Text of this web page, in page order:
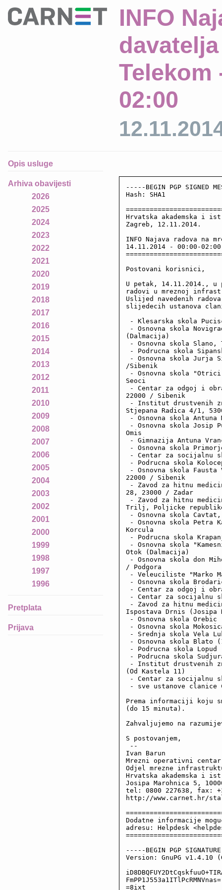
INFO
Telekom
02:00
Opis usluge
Arhiva obavijesti
2026
2025
2024
2023
2022
2021
2020
2019
2018
2017
2016
2015
2014
2013
2012
2011
2010
2009
2008
2007
2006
2005
2004
2003
2002
2001
2000
1999
1998
1997
1996
Pretplata
Prijava
-----BEGIN PGP SIGNED
Hash: SHA1
Hrvatska akademska i
Zagreb, 12.11.2014.
INFO Najava radova na
14.11.2014 - 00:00-02:00
Postovani korisnici,
U petak, 14.11.2014.,
radovi u mreznoj
Uslijed navedenih
slijedecih ustanova
- Klesarska skola
- Osnovna skola
(Dalmacija)
- Osnovna skola Slano,
- Podrucna skola
- Osnovna skola Jurja
/Sibenik
- Osnovna skola
Seoci
- Centar za odgoj i
22000 / Sibenik
- Institut drustvenih
Stjepana Radica 4/1,
- Osnovna skola
- Osnovna skola Josip
Omis
- Gimnazija Antuna
- Osnovna skola
- Centar za socijalnu
- Podrucna skola
- Osnovna skola
22000 / Sibenik
- Zavod za hitnu
28, 23000 / Zadar
- Zavod za hitnu
Trilj, Poljicke
- Osnovna skola
- Osnovna skola Petra
Korcula
- Podrucna skola
- Osnovna skola
Otok (Dalmacija)
- Osnovna skola don
/ Podgora
- Veleuciliste "Marko
- Osnovna skola
- Centar za odgoj i
- Centar za socijalnu
- Zavod za hitnu
Ispostava Drnis (Josipa
- Osnovna skola Orebic
- Osnovna skola
- Srednja skola Vela
- Osnovna skola Blato
- Podrucna skola
- Podrucna skola
- Institut drustvenih
(Od Kastela 11)
- Centar za socijalnu
- sve ustanove clanice
Prema informaciji
(do 15 minuta).
Zahvaljujemo na
S postovanjem,
--
Ivan Barun
Mrezni operativni centar
Odjel mrezne
Hrvatska akademska i
Josipa Marohnica 5,
tel: 0800 227638, fax:
http://www.carnet.hr/
Dodatne informacije
adresu: Helpdesk
-----BEGIN PGP
Version: GnuPG v1.4.10
FmPP1J553a1ITlPcRMNVnas=
=8ixt